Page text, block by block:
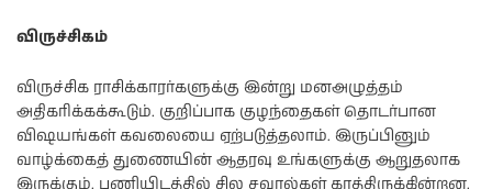
விருச்சிகம்
விருச்சிக ராசிக்காரர்களுக்கு இன்று மனஅழுத்தம்
அதிகரிக்கக்கூடும். குறிப்பாக குழந்தைகள் தொடர்பான
விஷயங்கள் கவலையை ஏற்படுத்தலாம். இருப்பினும்
வாழ்க்கைத் துணையின் ஆதரவு உங்களுக்கு ஆறுதலாக